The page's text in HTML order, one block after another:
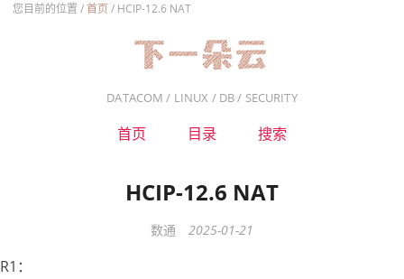
您目前的位置 /首页 / HCIP-12.6 NAT
DATACOM / LINUX / DB / SECURITY
首页 目录 搜索
HCIP-12.6 NAT
数通 2025-01-21
R1：